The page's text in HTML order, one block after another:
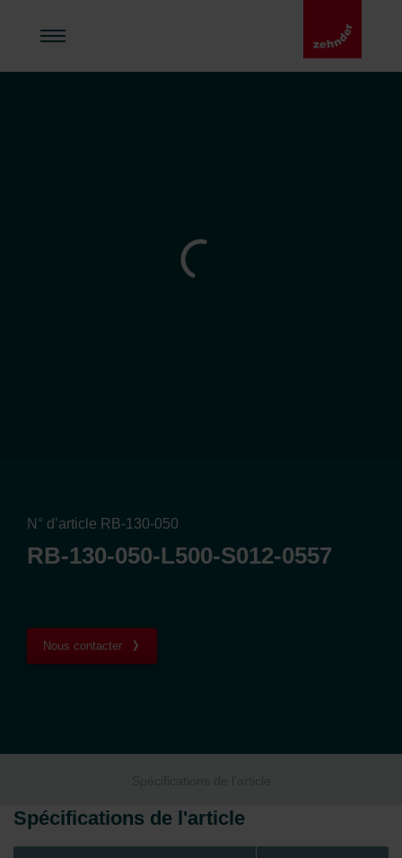
N° d’article RB-130-050
RB-130-050-L500-S012-0557
Nous contacter
Spécifications de l'article
Spécifications de l'article